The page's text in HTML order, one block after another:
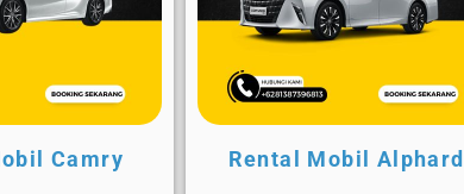
Camry Rental Mobil Alphard